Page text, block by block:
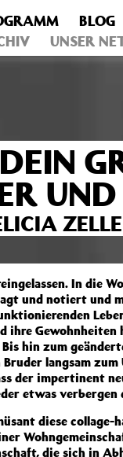
post_permalink
on line6031
BLOG
UNSER
In die
und notiert und
ihre
hin zum
Bruder langsam
der impertinent
etwas verbergen
diese
die sich in